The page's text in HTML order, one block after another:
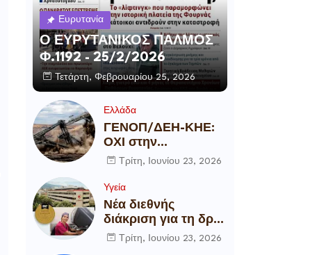
Ευρυτανία
Ο ΕΥΡΥΤΑΝΙΚΟΣ ΠΑΛΜΟΣ
Φ.1192 - 25/2/2026
Τετάρτη, Φεβρουαρίου 25, 2026
Ελλάδα
ΓΕΝΟΠ/ΔΕΗ-ΚΗΕ:
ΟΧΙ στην
αποξήλωση των
υποδομών της
χώρας
Τρίτη, Ιουνίου 23, 2026
Υγεία
Νέα διεθνής
διάκριση για τη δρ
ΘάλειαΤρίτη, Ιουνίου 23, 2026